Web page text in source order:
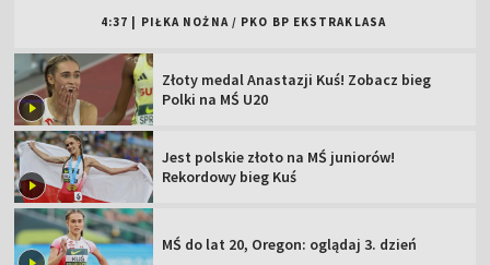
4:37 PIŁKA NOŻNA / PKO BP EKSTRAKLASA
Złoty medal Anastazji Kuś! Zobacz bieg
Polki na MŚ U20
Jest polskie złoto na MŚ juniorów!
Rekordowy bieg Kuś
MŚ do lat 20, Oregon: oglądaj 3. dzień